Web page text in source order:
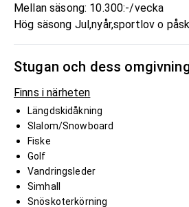
Mellan säsong: 10.300:-/vecka
Hög säsong Jul,nyår,sportlov o
Stugan och dess
Finns i närheten
Längdskidåkning
Slalom/Snowboard
Fiske
Golf
Vandringsleder
Simhall
Snöskoterkörning